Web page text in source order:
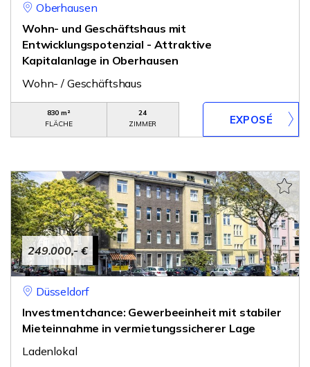
Oberhausen
Wohn- und Geschäftshaus mit
Entwicklungspotenzial - Attraktive
Kapitalanlage in Oberhausen
Wohn- / Geschäftshaus
830 m²
FLÄCHE
24
ZIMMER
249.000,- €
Düsseldorf
Investmentchance: Gewerbeeinheit mit stabiler
Mieteinnahme in vermietungssicherer Lage
Ladenlokal